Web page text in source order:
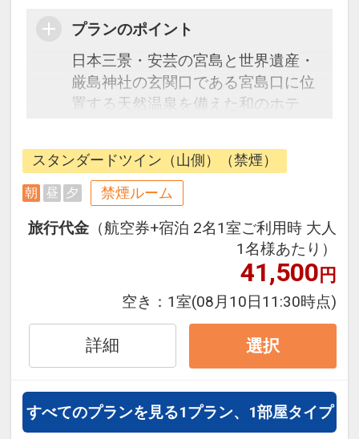
プランのポイント
日本三景・安芸の宮島と世界遺産・
厳島神社の玄関口である宮島口に位
置する天然温泉を備えた和のホテ
ンクコーナーからの景色はもちろ
ん、最上階の展望ラウンジからは素
晴らしい景観をお楽しみいただけま
す。
「宮島」を対岸に望める眺望のレス
トラン。地産地消をコンセプトに和
食膳と共に揚げたての天麩羅なども
お召し上がりいただけます。お客様
七輪で焼いていただく炙り物もご用
聞きながら、お好きな焼き加減が調
整可能です。当ホテル自慢のあたた
スタンダードツイン（山側）（禁煙）
朝 昼 夕 禁煙ルーム
旅行代金 （航空券+宿泊 2名1室ご利用時 大人
1名様あたり）
41,500円
空き： 1室(08月10日11:30時点)
詳細 選択
すべてのプランを見る1プラン、1部屋タイプ